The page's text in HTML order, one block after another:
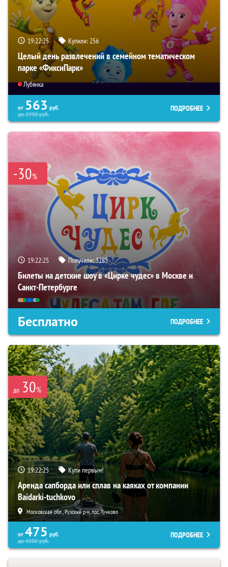
19:22:24 Купили:256
Целый день развлечений в семейном тематическом
парке «ФиксиПарк»
Лубянка
от 563 руб.
до2990руб.
ПОДРОБНЕЕ
-30%
19:22:24 Получили: 3285
Билеты на детские шоу в «Цирке чудес» в Москве и
Санкт-Петербурге
Бесплатно ПОДРОБНЕЕ
до 30%
19:22:24 Купи первым!
Аренда сапборда или сплав на каяках от компании
Baidarki-tuchkovo
Московская обл., Рузский р-н, пос. Тучково
от 475 руб.
до4500руб.
ПОДРОБНЕЕ